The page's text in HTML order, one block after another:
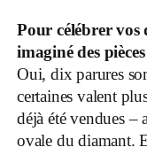
Pour célébrer vos
imaginé des
Oui, dix parures
certaines valent
déjà été vendues –
ovale du diamant.